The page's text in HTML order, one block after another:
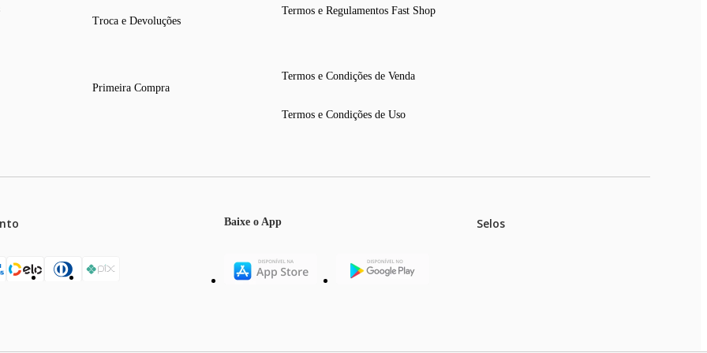
e 2 gavetas | Porta: 3 prateleiras
Troca e Devoluções
Primeira Compra
Termos e Regulamentos Fast Shop
Termos e Condições de Venda
Termos e Condições de Uso
Baixe o App Selos